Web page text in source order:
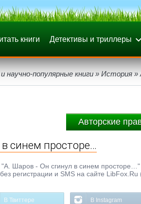
книги Детективы и триллеры
научно-популярные книги » История »
Авторские
синем просторе…
"А. Шаров - Он сгинул в синем
регистрации и SMS на сайте
В Твиттере В Instagram